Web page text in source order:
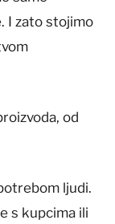
I zato stojimo
od
ljudi.
s kupcima ili